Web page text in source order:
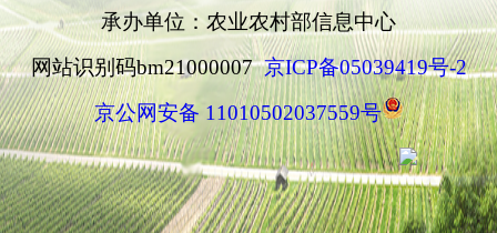
承办单位：农业农村部信息中心
网站识别码bm21000007京ICP备05039419号-2
京公网安备 11010502037559号